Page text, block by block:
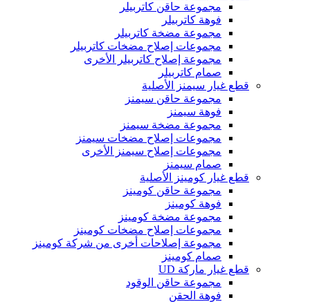
مجموعة حاقن كاتربيلر
فوهة كاتربيلر
مجموعة مضخة كاتربيلر
مجموعات إصلاح مضخات كاتربيلر
مجموعة إصلاح كاتربيلر الأخرى
صمام كاتربيلر
قطع غيار سيمنز الأصلية
مجموعة حاقن سيمنز
فوهة سيمنز
مجموعة مضخة سيمنز
مجموعات إصلاح مضخات سيمنز
مجموعات إصلاح سيمنز الأخرى
صمام سيمنز
قطع غيار كومينز الأصلية
مجموعة حاقن كومينز
فوهة كومينز
مجموعة مضخة كومينز
مجموعات إصلاح مضخات كومينز
مجموعة إصلاحات أخرى من شركة كومينز
صمام كومينز
قطع غيار ماركة UD
مجموعة حاقن الوقود
فوهة الحقن